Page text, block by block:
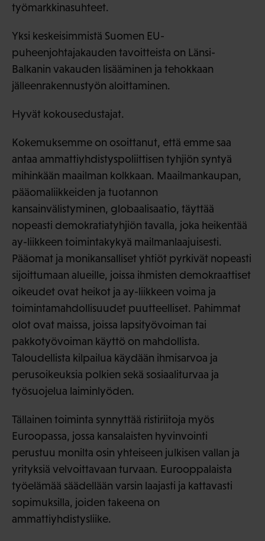
työmarkkinasuhteet.
Yksi keskeisimmistä Suomen EU-
puheenjohtajakauden tavoitteista on Länsi-
Balkanin vakauden lisääminen ja tehokkaan
jälleenrakennustyön aloittaminen.
Hyvät kokousedustajat.
Kokemuksemme on osoittanut, että emme saa
antaa ammattiyhdistyspoliittisen tyhjiön syntyä
mihinkään maailman kolkkaan. Maailmankaupan,
pääomaliikkeiden ja tuotannon
kansainvälistyminen, globaalisaatio, täyttää
nopeasti demokratiatyhjiön tavalla, joka heikentää
ay-liikkeen toimintakykyä mailmanlaajuisesti.
Pääomat ja monikansalliset yhtiöt pyrkivät nopeasti
sijoittumaan alueille, joissa ihmisten demokraattiset
oikeudet ovat heikot ja ay-liikkeen voima ja
toimintamahdollisuudet puutteelliset. Pahimmat
olot ovat maissa, joissa lapsityövoiman tai
pakkotyövoiman käyttö on mahdollista.
Taloudellista kilpailua käydään ihmisarvoa ja
perusoikeuksia polkien sekä sosiaaliturvaa ja
työsuojelua laiminlyöden.
Tällainen toiminta synnyttää ristiriitoja myös
Euroopassa, jossa kansalaisten hyvinvointi
perustuu monilta osin yhteiseen julkisen vallan ja
yrityksiä velvoittavaan turvaan. Eurooppalaista
työelämää säädellään varsin laajasti ja kattavasti
sopimuksilla, joiden takeena on
ammattiyhdistysliike.